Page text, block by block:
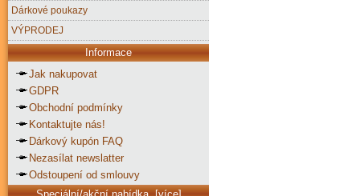
Dárkové poukazy
VÝPRODEJ
Informace
Jak nakupovat
GDPR
Obchodní podmínky
Kontaktujte nás!
Dárkový kupón FAQ
Nezasílat newslatter
Odstoupení od smlouvy